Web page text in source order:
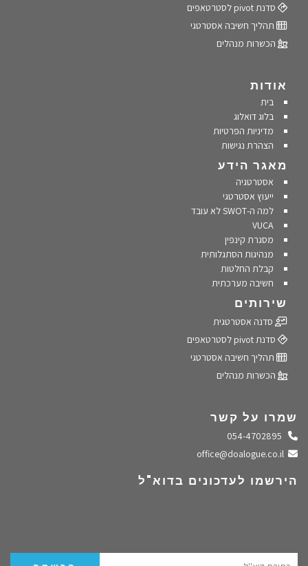
סדנת pivot לסטרטאפים
תהליך חשיבה אסטרטגי
הכשרות מנהלים
אודות
בית
בלוג דואלוג
מדיניות הפרטיות
הצהרת נגישות
מאגר הידע
אסטרטגיה
ייעוץ אסטרטגי
למה ה-SWOT לא עובד
VUCA
מסגרת קינפין
מנהיגות הסתגלותית
קבלת החלטות
חשיבה מערכתית
שירותים
סדנה אסטרטגית
סדנת pivot לסטרטאפים
תהליך חשיבה אסטרטגי
הכשרות מנהלים
שמרו על קשר
התקשרו אלינו
שלחו מייל
הירשמו לעדכונים בדוא"ל